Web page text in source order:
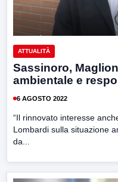
ATTUALITÀ
Sassinoro,
ambientale e
6 AGOSTO 2022
“Il rinnovato interesse
Lombardi sulla situazione
da...